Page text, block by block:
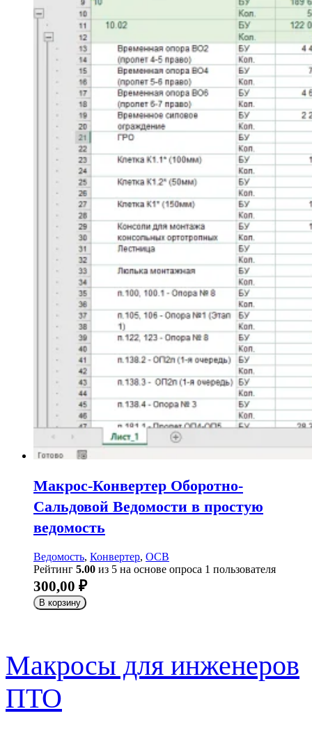
Макрос-Конвертер Оборотно-
Сальдовой Ведомости в простую
ведомость
Ведомость, Конвертер, ОСВ
Рейтинг 5.00 из 5 на основе опроса 1 пользователя
300,00 ₽
В корзину
Макросы для инженеров
ПТО